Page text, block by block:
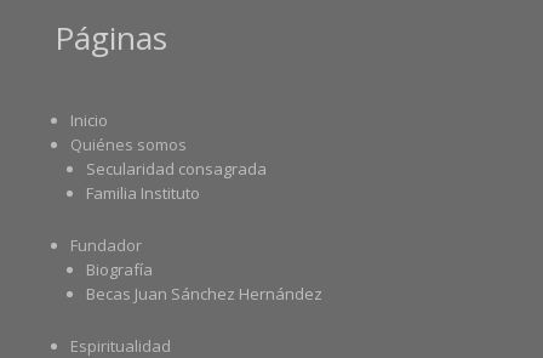
Páginas
Inicio
Quiénes somos
Secularidad consagrada
Familia Instituto
Fundador
Biografía
Becas Juan Sánchez Hernández
Espiritualidad